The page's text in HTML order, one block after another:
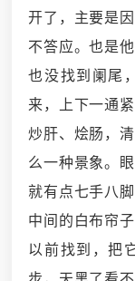
开了，主要是
不答应。也是
也没找到阑尾
来，上下一通
炒肝、烩肠，
么一种景象。
就有点七手八
中间的白布帘
以前找到，把